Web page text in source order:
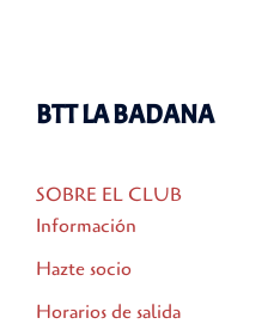
BTT LA BADANA
SOBRE EL CLUB
Información
Hazte socio
Horarios de salida